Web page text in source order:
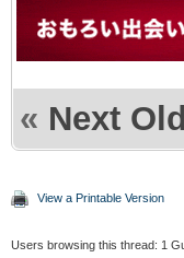
« Next
View a Printable Version
Users browsing this thread: 1